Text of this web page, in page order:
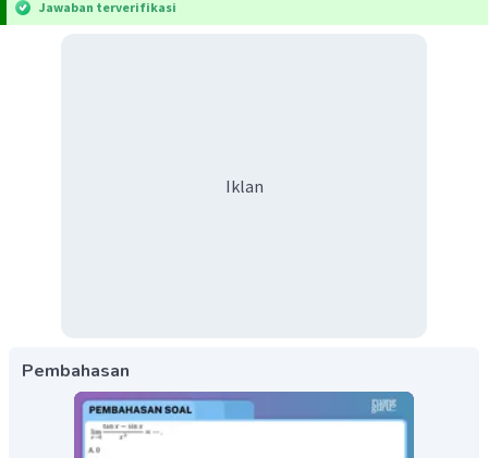
Jawaban terverifikasi
Iklan
Pembahasan